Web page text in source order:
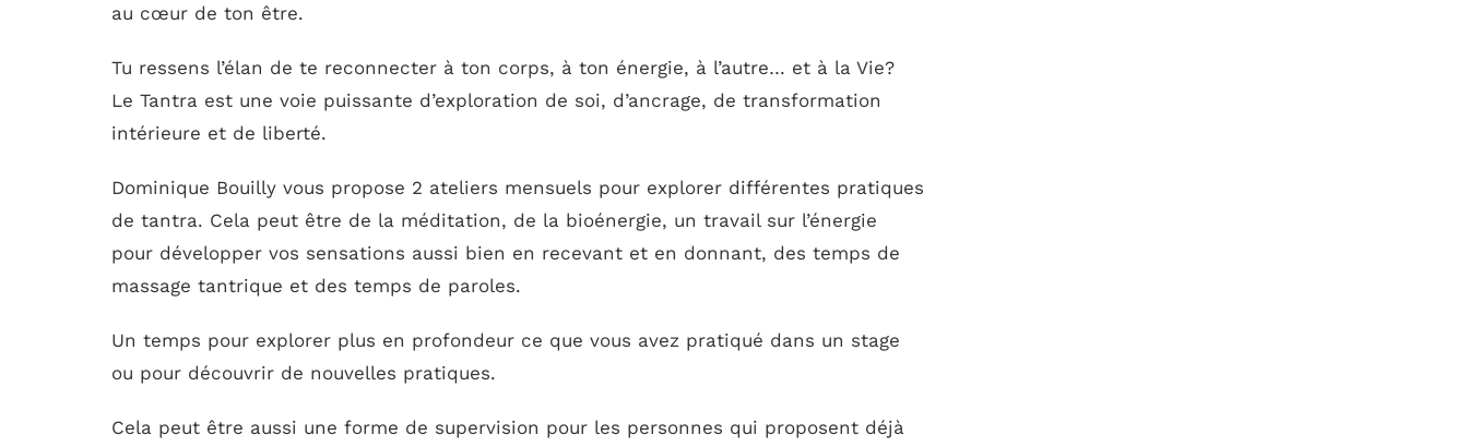
au cœur de ton être.
Tu ressens l’élan de te reconnecter à ton corps, à ton énergie, à l’autre… et à la Vie?
Le Tantra est une voie puissante d’exploration de soi, d’ancrage, de transformation
intérieure et de liberté.
Dominique Bouilly vous propose 2 ateliers mensuels pour explorer différentes pratiques
de tantra. Cela peut être de la méditation, de la bioénergie, un travail sur l’énergie
pour développer vos sensations aussi bien en recevant et en donnant, des temps de
massage tantrique et des temps de paroles.
Un temps pour explorer plus en profondeur ce que vous avez pratiqué dans un stage
ou pour découvrir de nouvelles pratiques.
Cela peut être aussi une forme de supervision pour les personnes qui proposent déjà